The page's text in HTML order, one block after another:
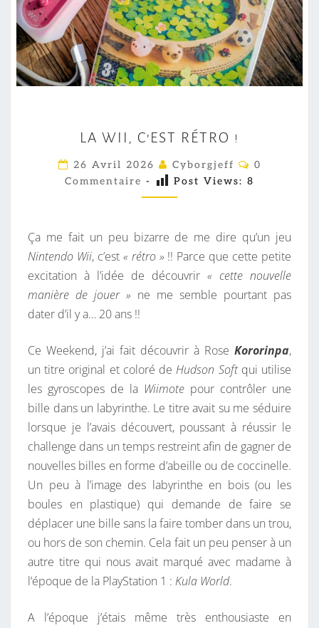
A
W
I
I
C
’
E
S
É
T
R
O
!
LA WII, C’EST RÉTRO !
26 Avril 2026 Cyborgjeff
C
M
A
I
R
E
0
Commentaire - Post Views: 8
Ça me fait un peu bizarre de me dire qu’un jeu
Nintendo Wii, c’est « rétro » !! Parce que cette petite
excitation à l’idée de découvrir « cette nouvelle
manière de jouer » ne me semble pourtant pas
dater d’il y a… 20 ans !!
Ce Weekend, j’ai fait découvrir à Rose Kororinpa,
un titre original et coloré deHudson Softqui utilise
les gyroscopes de la Wiimote pour contrôler une
bille dans un labyrinthe. Le titre avait su me séduire
lorsque je l’avais découvert, poussant à réussir le
challenge dans un temps restreint afin de gagner de
nouvelles billes en forme d’abeille ou de coccinelle.
Un peu à l’image des labyrinthe en bois (ou les
boules en plastique) qui demande de faire se
déplacer une bille sans la faire tomber dans un trou,
ou hors de son chemin. Cela fait un peu penser à un
autre titre qui nous avait marqué avec madame à
l’époque de la PlayStation 1 : Kula World.
A l’époque j’étais même très enthousiaste en